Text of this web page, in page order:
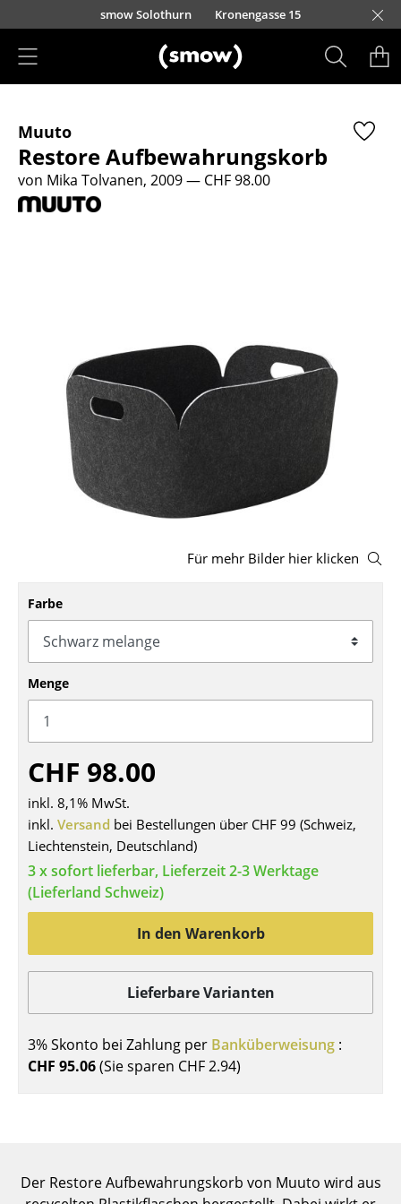
Direkt zum Inhaltsmow Solothurn Kronengasse 15
Sitzmöbel
Esszimmerstühle
Sofas
Freischwinger
Barhocker
Hocker
Bänke & Liegen
Sitzsäcke
Schaukelstühle
Bürodrehstühle
Konferenzstühle
Bürosessel
Einzelteile
... alle Sitzmöbel
Tische
Esstische
Beistelltische
Schreibtische
Konferenztische
Stehtische & Stehpulte
Servierwagen
Muuto
Restore Aufbewahrungskorb
von Mika Tolvanen, 2009— CHF 98.00
Für mehr Bilder hier klicken
Farbe
Menge
CHF 98.00
inkl. 8,1% MwSt.
inkl. Versand bei Bestellungen über CHF 99 (Schweiz,
Liechtenstein, Deutschland)
3 x sofort lieferbar, Lieferzeit 2-3 Werktage
(Lieferland Schweiz)
In den Warenkorb
Lieferbare Varianten
3% Skonto bei Zahlung per Banküberweisung :
CHF 95.06(Sie sparen CHF 2.94)
Der Restore Aufbewahrungskorb von Muuto wird aus